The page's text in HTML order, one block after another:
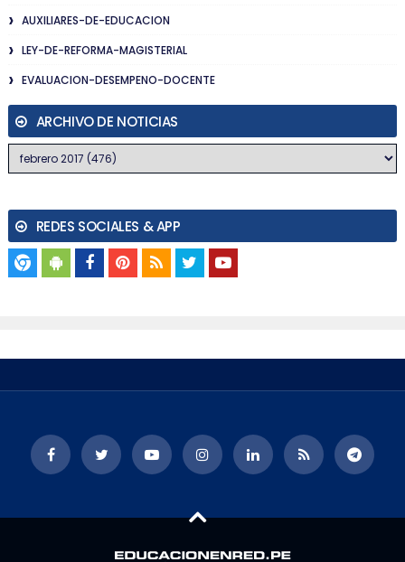
AUXILIARES-DE-EDUCACION
LEY-DE-REFORMA-MAGISTERIAL
EVALUACION-DESEMPENO-DOCENTE
ARCHIVO DE NOTICIAS
REDES SOCIALES & APP